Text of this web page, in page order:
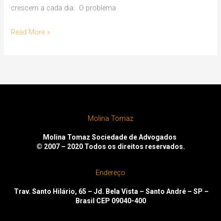
crescem a cada dia. O problema
Read More »
Molina Tomaz
Molina Tomaz Sociedade de Advogados
© 2007 – 2020 Todos os direitos reservados.
Endereço
Trav. Santo Hilário, 65 – Jd. Bela Vista – Santo André – SP –
Brasil CEP 09040-400